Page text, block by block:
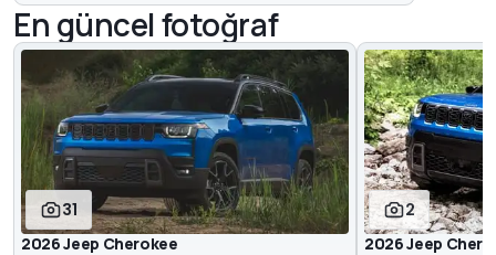
En güncel fotoğraf
31
2026 Jeep Cherokee
2
2026 Jeep